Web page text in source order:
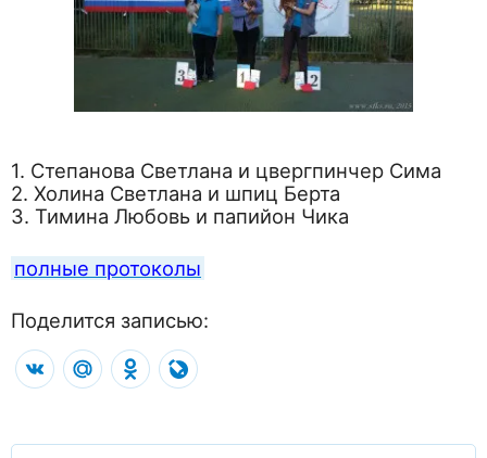
1. Степанова Светлана и цвергпинчер Сима
2. Холина Светлана и шпиц Берта
3. Тимина Любовь и папийон Чика
полные протоколы
Поделится записью:
VK Mail.RuOdnoklassniki